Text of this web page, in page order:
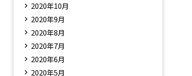
2020年10月
2020年9月
2020年8月
2020年7月
2020年6月
2020年5月